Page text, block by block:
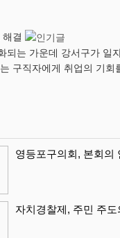
결
되는 가운데 강서구가 일
구직자에게 취업의 기
영등포구의회, 본회의
자치경찰제, 주민 주